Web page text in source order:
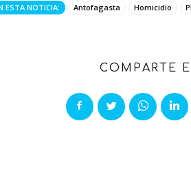
ESTA NOTICIA: Antofagasta Homicidio
COMPARTE